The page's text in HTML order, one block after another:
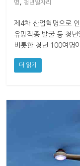
명 청년일자리
제4차 산업혁명으로
유망직종 발굴 등 청
비롯한 청년 100여명이
더 읽기